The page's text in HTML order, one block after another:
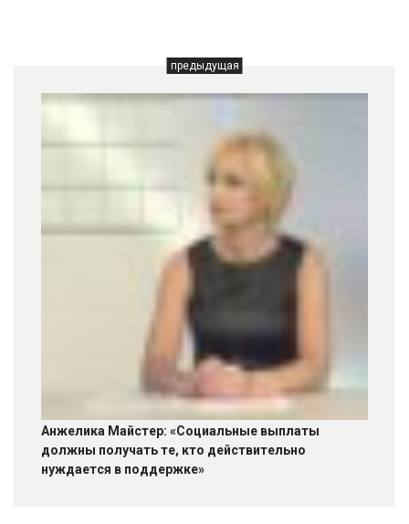
предыдущая
Анжелика Майстер: «Социальные выплаты
должны получать те, кто действительно
нуждается в поддержке»